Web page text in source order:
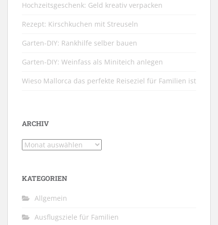
Hochzeitsgeschenk: Geld kreativ verpacken
Rezept: Kirschkuchen mit Streuseln
Garten-DIY: Rankhilfe selber bauen
Garten-DIY: Weinfass als Miniteich anlegen
Wieso Mallorca das perfekte Reiseziel für Familien ist
ARCHIV
Archiv
KATEGORIEN
Allgemein
Ausflugsziele für Familien